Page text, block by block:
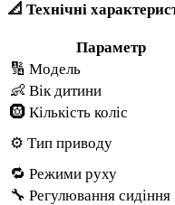
📐 Технічні
Параметр
🔢 Модель
👶 Вік дитини
🛞 Кількість коліс
⚙️ Тип приводу
🔁 Режими руху
🔧 Регулювання сидіння